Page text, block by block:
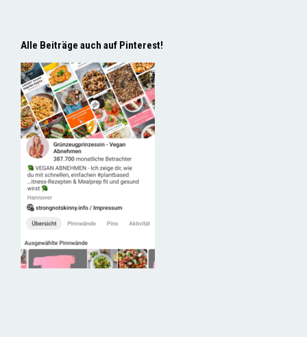
Alle Beiträge auch auf Pinterest!